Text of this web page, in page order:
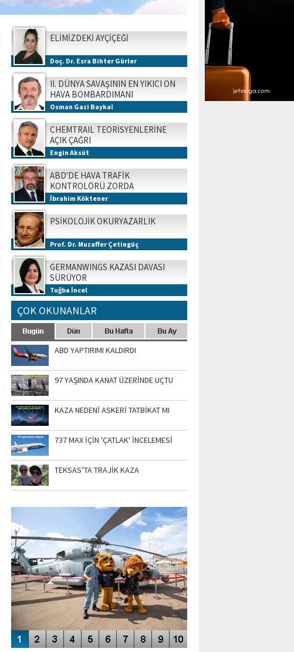
ELİMİZDEKİ AYÇİÇEĞİ
Doç. Dr. Esra Bihter Gürler
II. DÜNYA SAVAŞININ EN YIKICI ON
HAVA BOMBARDIMANI
Osman Gazi Baykal
CHEMTRAIL TEORİSYENLERİNE
AÇIK ÇAĞRI
Engin Aksüt
ABD'DE HAVA TRAFİK
KONTROLÖRÜ ZORDA
İbrahim Köktener
PSİKOLOJİK OKURYAZARLIK
Prof. Dr. Muzaffer Çetingüç
GERMANWINGS KAZASI DAVASI
SÜRÜYOR
Tuğba İncel
ÇOK OKUNANLAR
ABD YAPTIRIMI KALDIRDI
97 YAŞINDA KANAT ÜZERİNDE UÇTU
KAZA NEDENİ ASKERİ TATBİKAT MI
737 MAX İÇİN 'ÇATLAK' İNCELEMESİ
TEKSAS’TA TRAJİK KAZA
SİNGAPUR AIRSHOW-2020